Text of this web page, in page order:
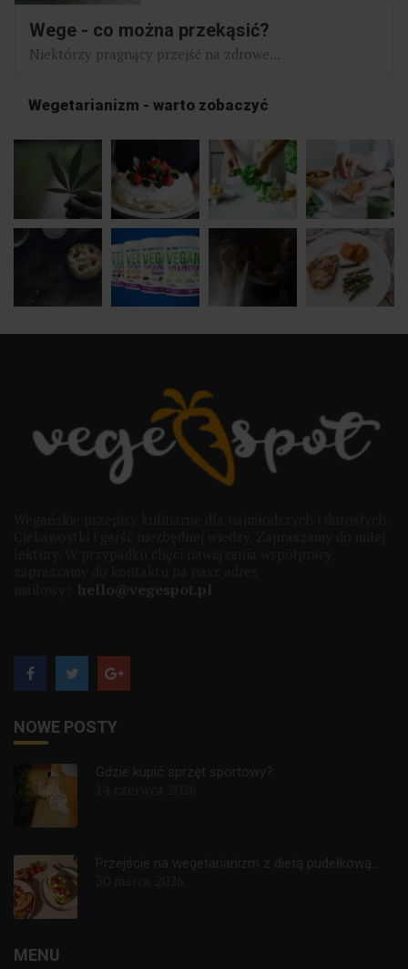
Wege - co można przekąsić?
Niektórzy pragnący przejść na zdrowe...
Wegetarianizm - warto zobaczyć
hello@vegespot.pl
NOWE POSTY
Gdzie kupić sprzęt sportowy?
Przejście na wegetarianizm z dietą pudełkową...
MENU